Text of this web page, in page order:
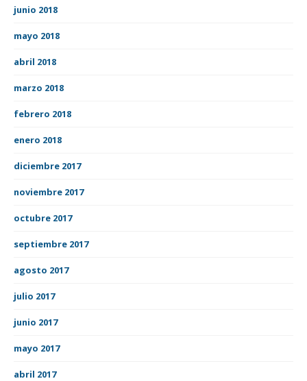
junio 2018
mayo 2018
abril 2018
marzo 2018
febrero 2018
enero 2018
diciembre 2017
noviembre 2017
octubre 2017
septiembre 2017
agosto 2017
julio 2017
junio 2017
mayo 2017
abril 2017